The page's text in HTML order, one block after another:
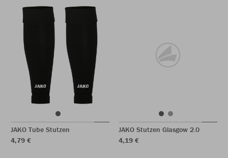
JAKO Tube Stutzen
4,79 €
JAKO Stutzen Glasgow 2.0
4,19 €